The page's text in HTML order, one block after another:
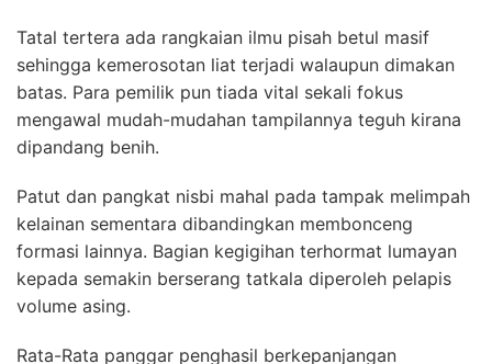
Tatal tertera ada rangkaian ilmu pisah betul masif
sehingga kemerosotan liat terjadi walaupun dimakan
batas. Para pemilik pun tiada vital sekali fokus
mengawal mudah-mudahan tampilannya teguh kirana
dipandang benih.
Patut dan pangkat nisbi mahal pada tampak melimpah
kelainan sementara dibandingkan membonceng
formasi lainnya. Bagian kegigihan terhormat lumayan
kepada semakin berserang tatkala diperoleh pelapis
volume asing.
Rata-Rata panggar penghasil berkepanjangan